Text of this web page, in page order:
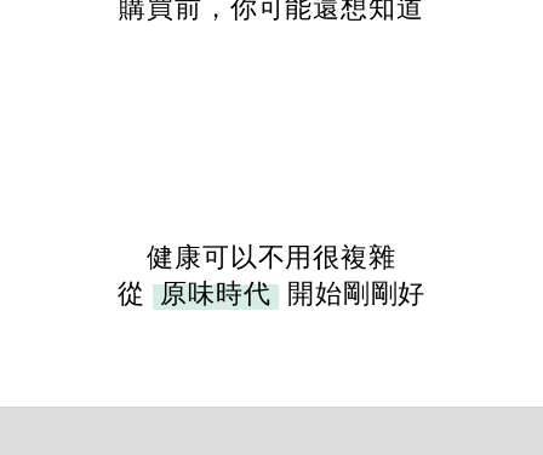
健康可以不用很複雜
從原味時代 開始剛剛好